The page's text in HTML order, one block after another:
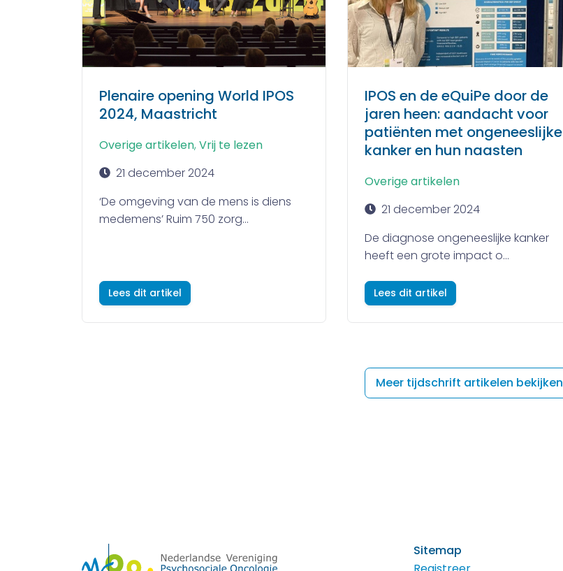
Plenaire opening World IPOS
2024, Maastricht
Overige artikelen, Vrij te lezen
21 december 2024
‘De omgeving van de mens is diens
medemens’ Ruim 750 zorg...
Lees dit artikel
IPOS en de eQuiPe door de
jaren heen: aandacht voor
patiënten met ongeneeslijke
kanker en hun naasten
Overige artikelen
21 december 2024
De diagnose ongeneeslijke kanker
heeft een grote impact o...
Lees dit artikel
Meer tijdschrift artikelen bekijken
Sitemap